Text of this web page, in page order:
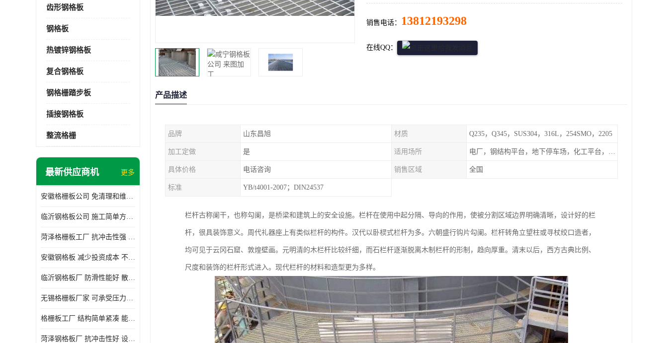
齿形钢格板
钢格板
热镀锌钢格板
复合钢格板
钢格栅踏步板
插接钢格板
整流格栅
最新供应商机 更多
安徽格栅板公司 免清理和维护 安装需要人工少
临沂钢格板公司 施工简单方便 通风好 减少风阻
菏泽格栅板工厂 抗冲击性强 安装需要人工少
安徽钢格板 减少投资成本 不用清洗和维护
临沂钢格板厂 防滑性能好 散热防爆效果好
无锡格栅板厂家 可承受压力强 安装需要人工少
格栅板工厂 结构简单紧凑 能减少风力破坏
菏泽钢格板厂 抗冲击性好 设计规范 通风透光
销售电话： 13812193298
在线QQ：
产品描述
品牌 山东昌旭 材质 Q235，Q345，SUS304，316L，254SMO，2205
加工定做 是 适用场所 电厂，钢结构平台，地下停车场，化工平台，港口码头
具体价格 电话咨询 销售区域 全国
标准 YB/t4001-2007；DIN24537
栏杆古称阑干，也称勾阑，是桥梁和建筑上的安全设施。栏杆在使用中起分隔、导向的作用，使被分割区域边界明确清晰，设计好的栏
杆，很具装饰意义。周代礼器座上有类似栏杆的构件。汉代以卧棂式栏杆为多。六朝盛行钩片勾阑。栏杆转角立望柱或寻杖绞口造者，
均可见于云冈石窟、敦煌壁画。元明清的木栏杆比较纤细，而石栏杆逐渐脱离木制栏杆的形制，趋向厚重。清末以后，西方古典比例、
尺度和装饰的栏杆形式进入。现代栏杆的材料和造型更为多样。